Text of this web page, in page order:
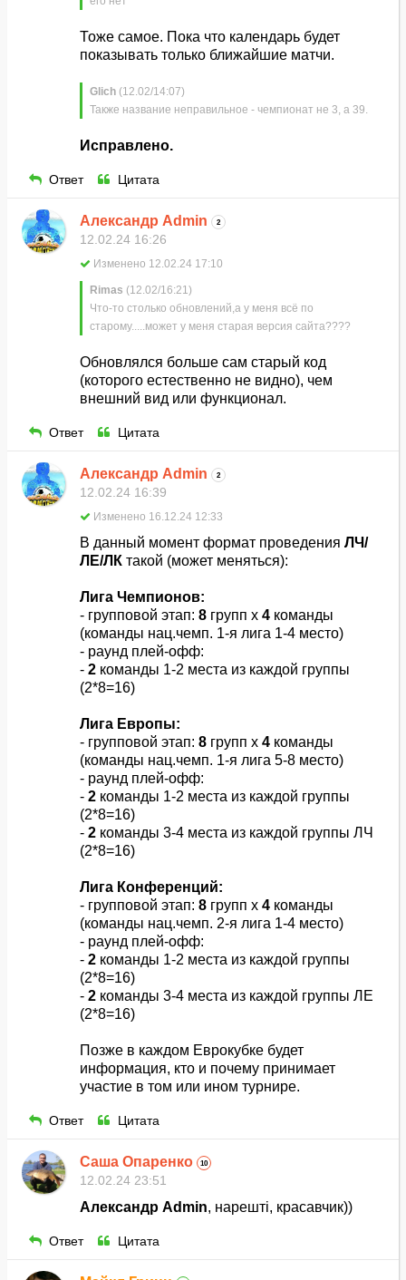
Тоже самое. Пока что календарь будет
показывать только ближайшие матчи.
Glich (12.02/14:07)
Также название неправильное - чемпионат не 3, а 39.
Исправлено.
Ответ Цитата
Александр Admin 2
12.02.24 16:26
Изменено 12.02.24 17:10
Rimas (12.02/16:21)
Что-то столько обновлений,а у меня всё по
старому.....может у меня старая версия сайта????
Обновлялся больше сам старый код
(которого естественно не видно), чем
внешний вид или функционал.
Ответ Цитата
Александр Admin 2
12.02.24 16:39
Изменено 16.12.24 12:33
В данный момент формат проведения ЛЧ/
ЛЕ/ЛК такой (может меняться):
Лига Чемпионов:
- групповой этап: 8 групп х 4 команды
(команды нац.чемп. 1-я лига 1-4 место)
- раунд плей-офф:
- 2 команды 1-2 места из каждой группы
(2*8=16)
Лига Европы:
- групповой этап: 8 групп х 4 команды
(команды нац.чемп. 1-я лига 5-8 место)
- раунд плей-офф:
- 2 команды 1-2 места из каждой группы
(2*8=16)
- 2 команды 3-4 места из каждой группы ЛЧ
(2*8=16)
Лига Конференций:
- групповой этап: 8 групп х 4 команды
(команды нац.чемп. 2-я лига 1-4 место)
- раунд плей-офф:
- 2 команды 1-2 места из каждой группы
(2*8=16)
- 2 команды 3-4 места из каждой группы ЛЕ
(2*8=16)
Позже в каждом Еврокубке будет
информация, кто и почему принимает
участие в том или ином турнире.
Ответ Цитата
Саша Опаренко 10
12.02.24 23:51
Александр Admin, нарешті, красавчик))
Ответ Цитата